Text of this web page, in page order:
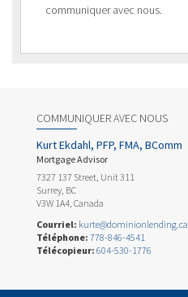
communiquer avec nous.
COMMUNIQUER AVEC NOUS
Kurt Ekdahl, PFP, FMA, BComm
Mortgage Advisor
7327 137 Street, Unit 311
Surrey, BC
V3W 1A4, Canada
Courriel: kurte@dominionlending.ca
Téléphone: 778-846-4541
Télécopieur: 604-530-1776